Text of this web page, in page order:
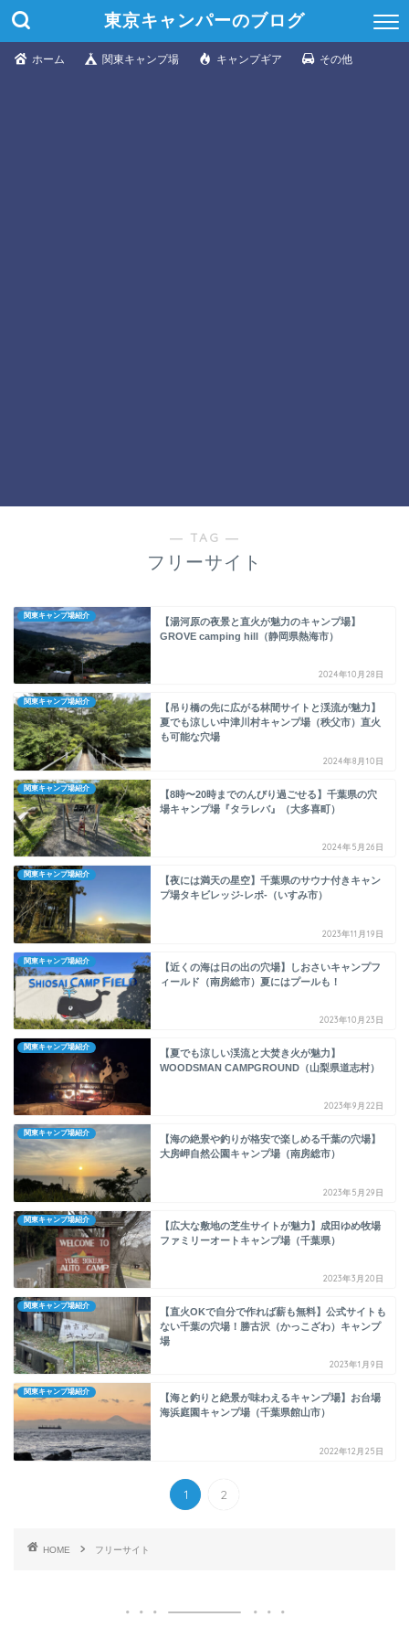
東京キャンパーのブログ
ホーム 関東キャンプ場 キャンプギア その他
― TAG ―
フリーサイト
関東キャンプ場紹介
【湯河原の夜景と直火が魅力のキャンプ場】
GROVE camping hill（静岡県熱海市）
2024年10月28日
関東キャンプ場紹介
【吊り橋の先に広がる林間サイトと渓流が魅力】
夏でも涼しい中津川村キャンプ場（秩父市）直火
も可能な穴場
2024年8月10日
関東キャンプ場紹介
【8時〜20時までのんびり過ごせる】千葉県の穴
場キャンプ場『タラレバ』（大多喜町）
2024年5月26日
関東キャンプ場紹介
【夜には満天の星空】千葉県のサウナ付きキャン
プ場タキビレッジ-レポ-（いすみ市）
2023年11月19日
関東キャンプ場紹介
【近くの海は日の出の穴場】しおさいキャンプフ
ィールド（南房総市）夏にはプールも！
2023年10月23日
関東キャンプ場紹介
【夏でも涼しい渓流と大焚き火が魅力】
WOODSMAN CAMPGROUND（山梨県道志村）
2023年9月22日
関東キャンプ場紹介
【海の絶景や釣りが格安で楽しめる千葉の穴場】
大房岬自然公園キャンプ場（南房総市）
2023年5月29日
関東キャンプ場紹介
【広大な敷地の芝生サイトが魅力】成田ゆめ牧場
ファミリーオートキャンプ場（千葉県）
2023年3月20日
関東キャンプ場紹介
【直火OKで自分で作れば薪も無料】公式サイトも
ない千葉の穴場！勝古沢（かっこざわ）キャンプ
場
2023年1月9日
関東キャンプ場紹介
【海と釣りと絶景が味わえるキャンプ場】お台場
海浜庭園キャンプ場（千葉県館山市）
2022年12月25日
1 2
HOME フリーサイト